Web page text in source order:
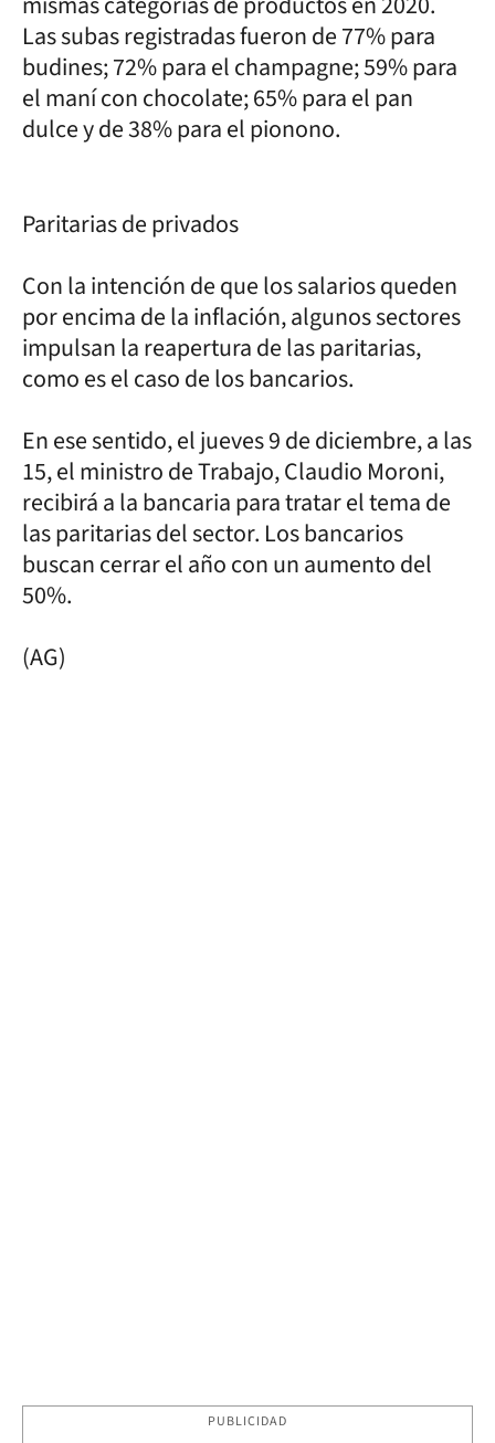
Las subas registradas fueron de 77% para
budines; 72% para el champagne; 59% para
el maní con chocolate; 65% para el pan
dulce y de 38% para el pionono.
Paritarias de privados
Con la intención de que los salarios queden
por encima de la inflación, algunos sectores
impulsan la reapertura de las paritarias,
como es el caso de los bancarios.
En ese sentido, el jueves 9 de diciembre, a las
15, el ministro de Trabajo, Claudio Moroni,
recibirá a la bancaria para tratar el tema de
las paritarias del sector. Los bancarios
buscan cerrar el año con un aumento del
50%.
(AG)
PUBLICIDAD